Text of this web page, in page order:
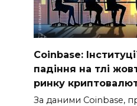
Coinbase:
падіння на тлі
ринку
За даними Coinbase,